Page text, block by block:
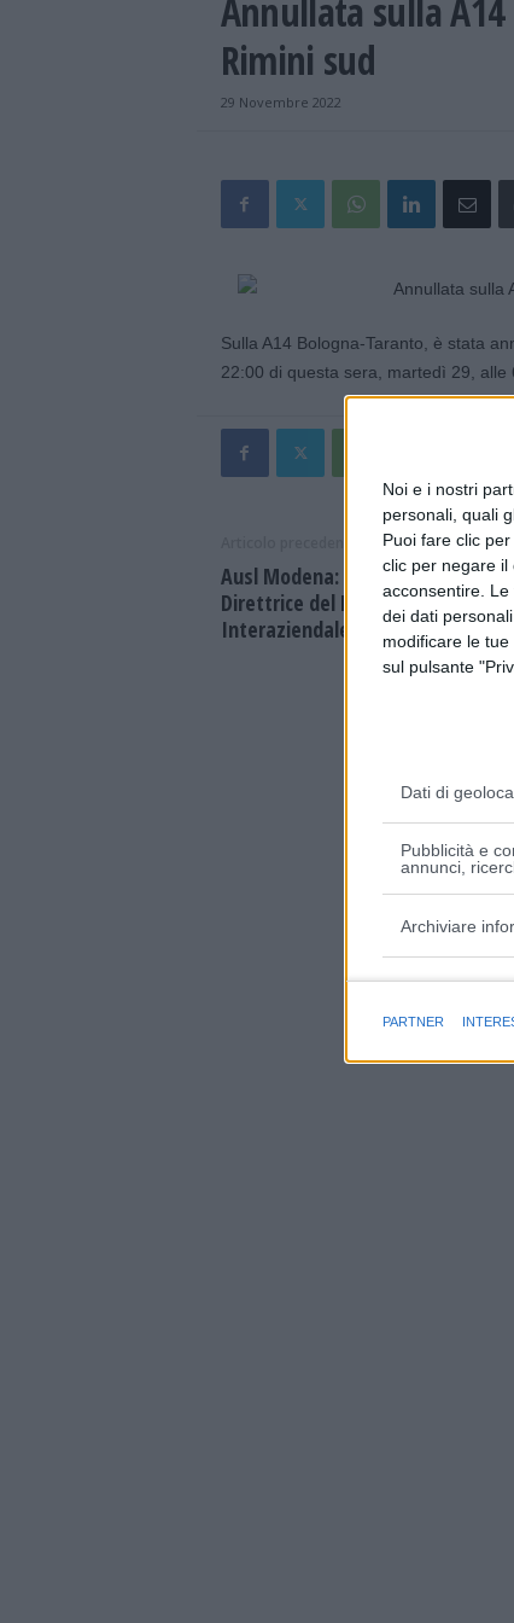
Noi e i nostri
personali, quali
Puoi fare clic
clic per negare
acconsentire.
dei dati
modificare le
sul pulsante
Dati di
Pubblicità e
annunci,
Archiviare
Finalità e
PARTNER
Annullata sulla
Rimini sud
29 Novembre 2022
Sulla A14 Bologna-Taranto, è stata
22:00 di questa sera, martedì 29, alle
Ausl Modena: va in pensione
Direttrice del Dipartimento
Interaziendale